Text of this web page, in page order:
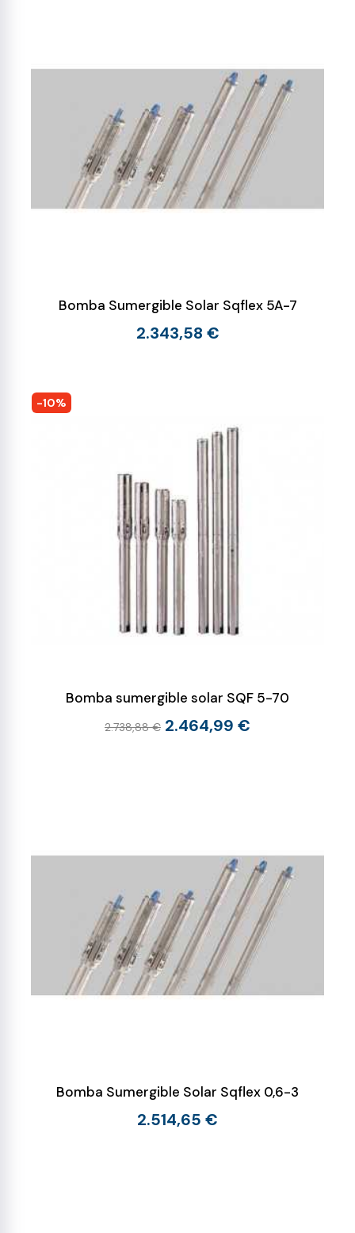
Bomba Sumergible Solar Sqflex 5A-7
2.343,58 €
-10%
Bomba sumergible solar SQF 5-70
2.738,88 € 2.464,99 €
Bomba Sumergible Solar Sqflex 0,6-3
2.514,65 €